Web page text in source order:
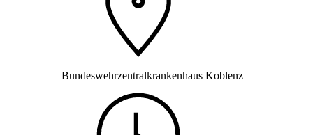
Bundeswehrzentralkrankenhaus Koblenz